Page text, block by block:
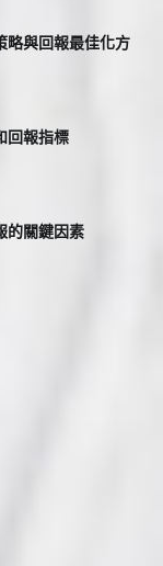
略與回報最佳化方
回報指標
的關鍵因素